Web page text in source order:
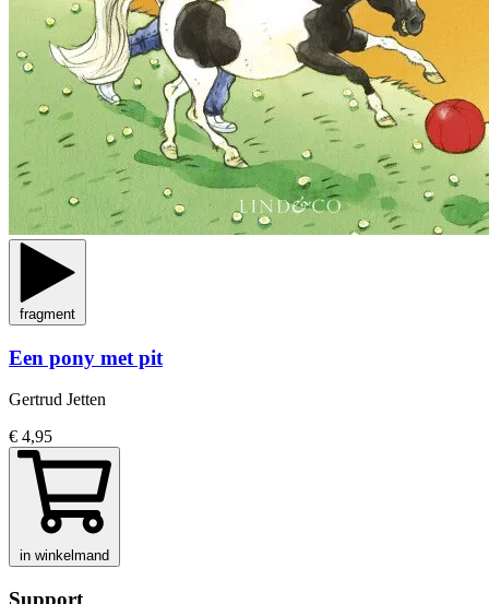
fragment
Een pony met pit
Gertrud Jetten
€ 4,95
in winkelmand
Support